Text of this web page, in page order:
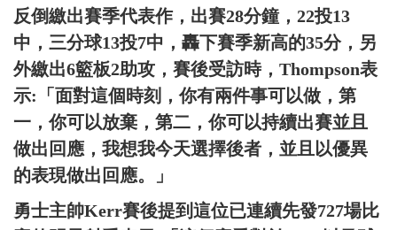
反倒繳出賽季代表作，出賽28分鐘，22投13
中，三分球13投7中，轟下賽季新高的35分，另
外繳出6籃板2助攻，賽後受訪時，Thompson表
示:「面對這個時刻，你有兩件事可以做，第
一，你可以放棄，第二，你可以持續出賽並且
做出回應，我想我今天選擇後者，並且以優異
的表現做出回應。」
勇士主帥Kerr賽後提到這位已連續先發727場比